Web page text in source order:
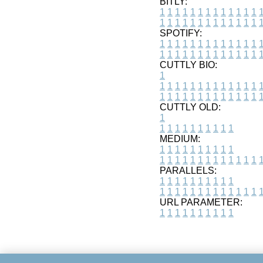
1 1 1 1 1 1 1 1 1 1 1 1 1
1 1 1 1 1 1 1 1 1 1 1 1 1
SPOTIFY:
1 1 1 1 1 1 1 1 1 1 1 1 1
1 1 1 1 1 1 1 1 1 1 1 1 1
CUTTLY BIO:
1
1 1 1 1 1 1 1 1 1 1 1 1 1
1 1 1 1 1 1 1 1 1 1 1 1 1
CUTTLY OLD:
1
1 1 1 1 1 1 1 1 1 1
MEDIUM:
1 1 1 1 1 1 1 1 1 1
1 1 1 1 1 1 1 1 1 1 1 1 1
PARALLELS:
1 1 1 1 1 1 1 1 1 1
1 1 1 1 1 1 1 1 1 1 1 1 1
URL PARAMETER:
1 1 1 1 1 1 1 1 1 1